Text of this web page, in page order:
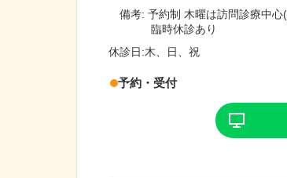
備考:予約制 木曜は訪問診療中
臨時休診あり
休診日:木、日、祝
予約・受付